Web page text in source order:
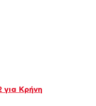
για Κρήνη